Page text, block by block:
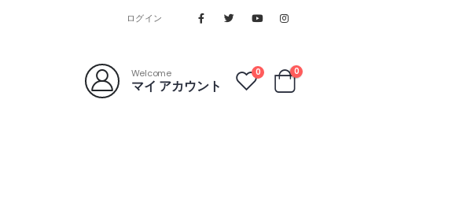
ログイン
Welcome
マイ アカウント
0 0